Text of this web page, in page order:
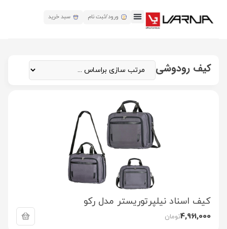
ورود/ثبت نام سبد خرید
کیف رودوشی
کیف اسناد نیلپرتوریستر مدل رکو
4,961,000تومان